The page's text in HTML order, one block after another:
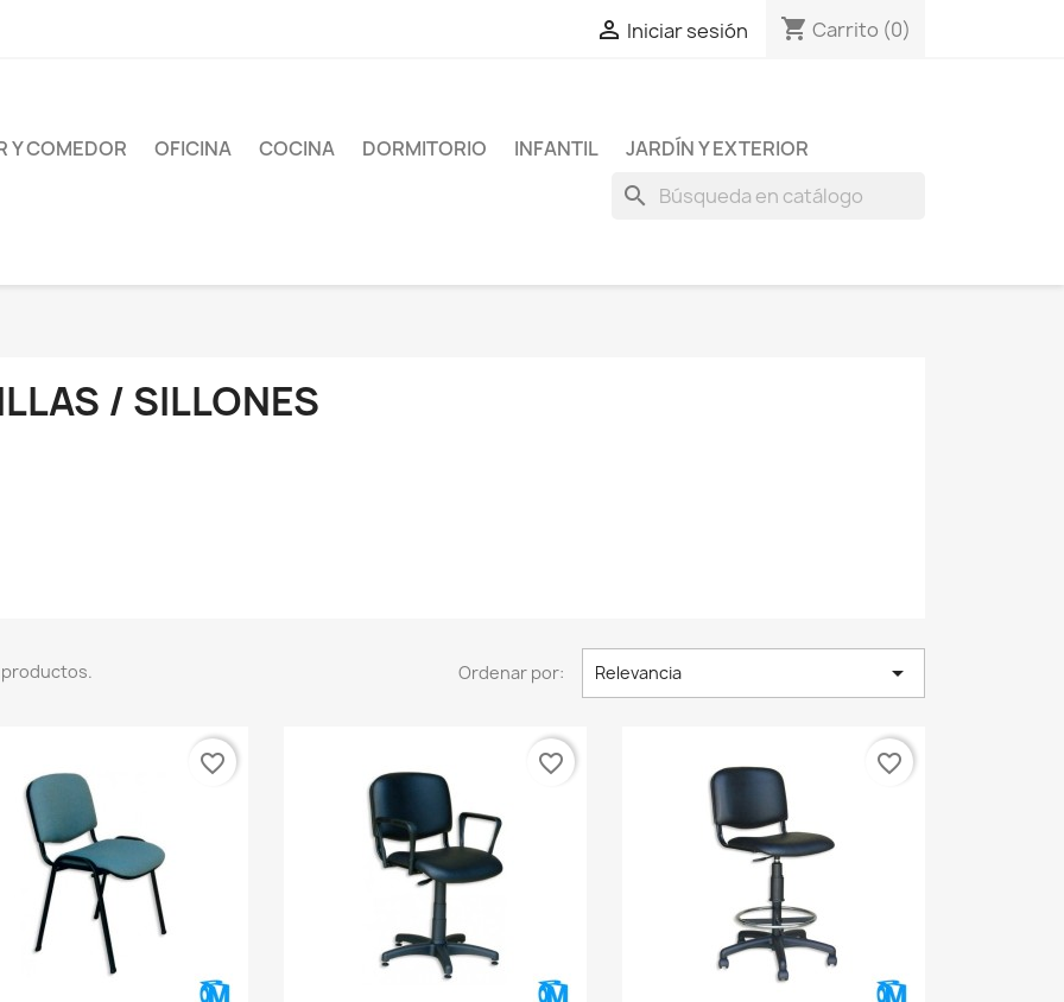
 Iniciar sesión shopping_cart Carrito (0)
Y COMEDOR OFICINA COCINA DORMITORIO INFANTIL JARDÍN Y EXTERIOR
search
/ SILLONES
productos. Ordenar por: Relevancia 
favorite_border favorite_border favorite_border